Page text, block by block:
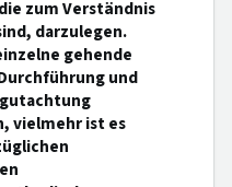
zum Verständnis
darzulegen.
gehende
und
vielmehr ist es